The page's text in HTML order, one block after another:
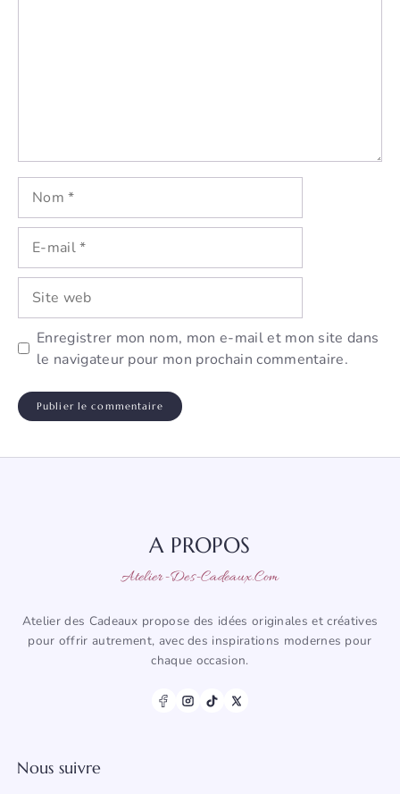
Nom
mail
Site
web
Enregistrer mon nom, mon e-mail et mon site dans
le navigateur pour mon prochain commentaire.
A PROPOS
Atelier-Des-Cadeaux.com
Atelier des Cadeaux propose des idées originales et créatives
pour offrir autrement, avec des inspirations modernes pour
chaque occasion.
Nous suivre